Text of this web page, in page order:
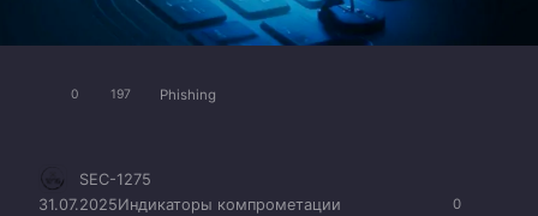
0 197 Phishing
0
SEC-1275
31.07.2025Индикаторы компрометации